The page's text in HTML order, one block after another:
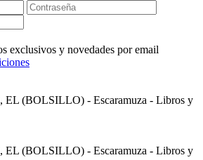
exclusivos y novedades por email